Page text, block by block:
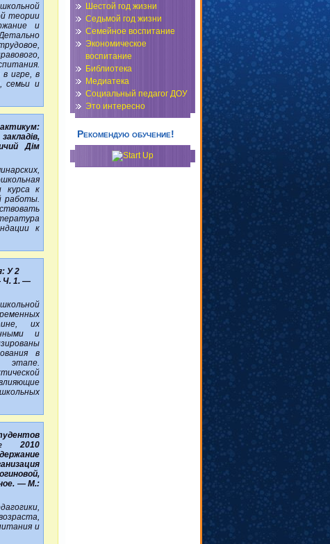
теории
и
в игре, в
семьи и
Дім
курса к
работы.
к
У 2
Ч. 1. —
их
и
в
этапе.
№ 2010
— М.:
и
Шестой год жизни
Седьмой год жизни
Семейное воспитание
Экономическое
воспитание
Библиотека
Медиатека
Социальный педагог ДОУ
Это интересно
Рекомендую обучение!